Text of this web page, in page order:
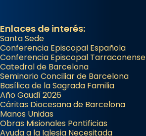
Enlaces de interés:
Santa Sede
Conferencia Episcopal Española
Conferencia Episcopal Tarraconense
Catedral de Barcelona
Seminario Conciliar de Barcelona
Basílica de la Sagrada Familia
Año Gaudí 2026
Cáritas Diocesana de Barcelona
Manos Unidas
Obras Misionales Pontificias
Ayuda a la Iglesia Necesitada